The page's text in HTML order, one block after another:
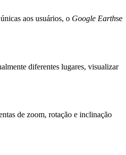
aos usuários, o Google Earthse
diferentes lugares, visualizar
de zoom, rotação e inclinação